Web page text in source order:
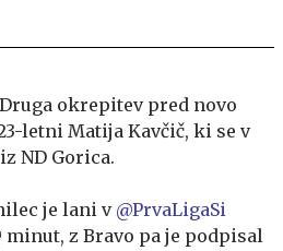
Druga okrepitev pred novo
letni Matija Kavčič, ki se v
ND Gorica.
je lani v @PrvaLigaSi
minut, z Bravo pa je podpisal